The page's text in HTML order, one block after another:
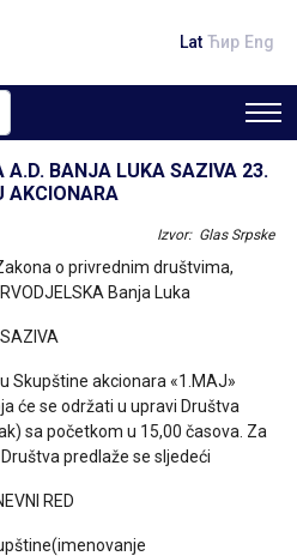
Lat Ћир Eng
A.D. BANJA LUKA SAZIVA 23.
AKCIONARA
Izvor: Glas Srpske
o privrednim društvima,
Banja Luka
SAZIVA
Skupštine akcionara «1.MAJ»
će se održati u upravi Društva
sa početkom u 15,00 časova. Za
predlaže se sljedeći
RED